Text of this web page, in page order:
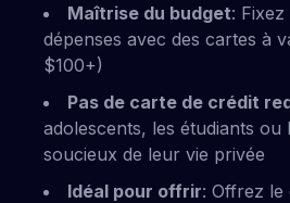
Maîtrise du budget: Fixez
dépenses avec des cartes à
$100+)
Pas de carte de crédit
adolescents, les étudiants ou
soucieux de leur vie privée
Idéal pour offrir: Offrez le